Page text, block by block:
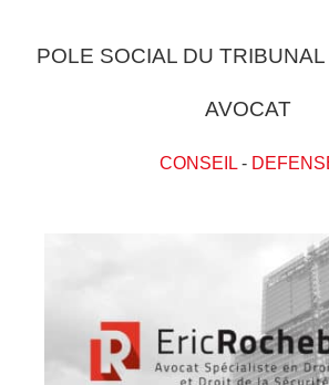
POLE SOCIAL DU
AVOCAT
CONSEIL-